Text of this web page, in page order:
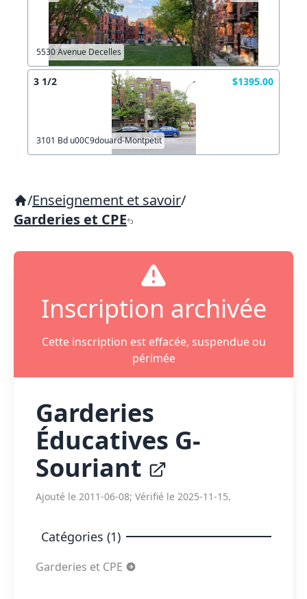
5530 Avenue Decelles
3 1/2 $1395.00
3101 Bd u00C9douard-Montpetit
/Enseignement et savoir/
Garderies et CPE
Inscription archivée
Cette inscription est effacée, suspendue ou
périmée
Garderies
Éducatives G-
Souriant
Ajouté le 2011-06-08; Vérifié le 2025-11-15.
Catégories (1)
Garderies et CPE